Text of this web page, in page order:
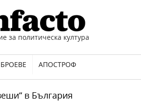
за политическа култура
БРОЕВЕ АПОСТРОФ
в България